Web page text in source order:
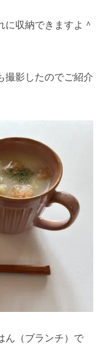
収納できますよ＾
撮影したのでご紹介
ん（ブランチ）で